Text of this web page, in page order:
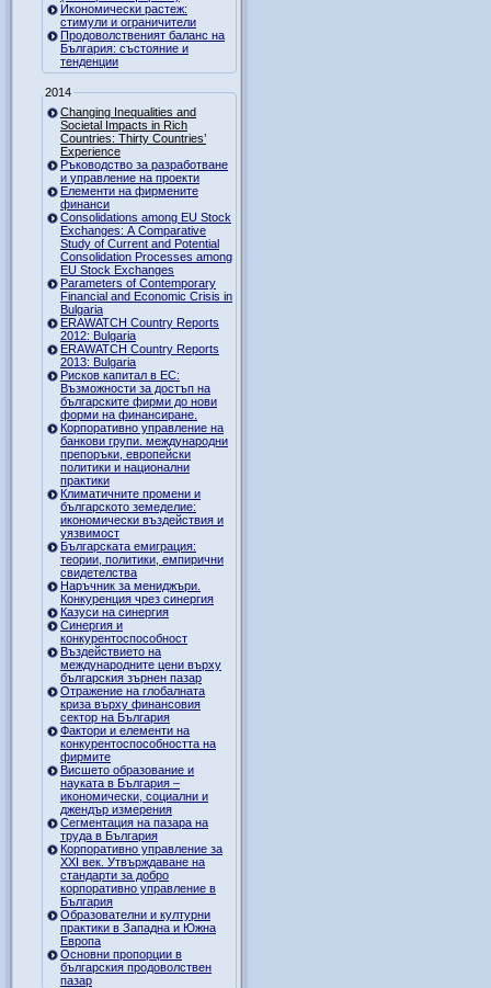
Икономически растеж:
стимули и ограничители
Продоволственият баланс на
България: състояние и
тенденции
2014
Changing Inequalities and
Societal Impacts in Rich
Countries: Thirty Countries’
Experience
Ръководство за разработване
и управление на проекти
Елементи на фирмените
финанси
Consolidations among EU Stock
Exchanges: A Comparative
Study of Current and Potential
Consolidation Processes among
EU Stock Exchanges
Parameters of Contemporary
Financial and Economic Crisis in
Bulgaria
ERAWATCH Country Reports
2012: Bulgaria
ERAWATCH Country Reports
2013: Bulgaria
Рисков капитал в ЕС:
Възможности за достъп на
българските фирми до нови
форми на финансиране.
Корпоративно управление на
банкови групи. международни
препоръки, европейски
политики и национални
практики
Климатичните промени и
българското земеделие:
икономически въздействия и
уязвимост
Българската емиграция:
теории, политики, емпирични
свидетелства
Наръчник за мениджъри.
Конкуренция чрез синергия
Казуси на синергия
Синергия и
конкурентоспособност
Въздействието на
международните цени върху
българския зърнен пазар
Отражение на глобалната
криза върху финансовия
сектор на България
Фактори и елементи на
конкурентоспособността на
фирмите
Висшето образование и
науката в България –
икономически, социални и
джендър измерения
Сегментация на пазара на
труда в България
Корпоративно управление за
XXI век. Утвърждаване на
стандарти за добро
корпоративно управление в
България
Образователни и културни
практики в Западна и Южна
Европа
Основни пропорции в
българския продоволствен
пазар